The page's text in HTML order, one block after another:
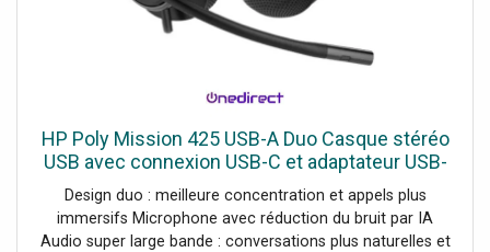
HP Poly Mission 425 USB-A Duo Casque stéréo
USB avec connexion USB-C et adaptateur USB-
A, microphone à réduction de bruit et audio
super large bande
Design duo : meilleure concentration et appels plus
immersifs Microphone avec réduction du bruit par IA
Audio super large bande : conversations plus naturelles et